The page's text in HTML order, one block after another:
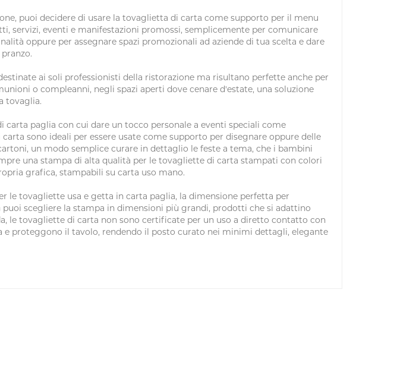
puoi decidere di usare la tovaglietta di carta come supporto per il menu
servizi, eventi e manifestazioni promossi, semplicemente per comunicare
oppure per assegnare spazi promozionali ad aziende di tua scelta e dare
ai soli professionisti della ristorazione ma risultano perfette anche per
o compleanni, negli spazi aperti dove cenare d'estate, una soluzione
tovaglia.
paglia con cui dare un tocco personale a eventi speciali come
sono ideali per essere usate come supporto per disegnare oppure delle
un modo semplice curare in dettaglio le feste a tema, che i bambini
una stampa di alta qualità per le tovagliette di carta stampati con colori
grafica, stampabili su carta uso mano.
le tovagliette usa e getta in carta paglia, la dimensione perfetta per
scegliere la stampa in dimensioni più grandi, prodotti che si adattino
le tovagliette di carta non sono certificate per un uso a diretto contatto con
proteggono il tavolo, rendendo il posto curato nei minimi dettagli, elegante